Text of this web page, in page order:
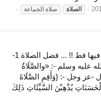
الصلاة صلاة الجماعة
لو علمت فضل الصلاة ما فرطت فيها قط !! ... فضل الصلاة 1-
عليه وسلم -: «والصَّلَاةُ
قال -عز وجل -: {وَأَقِمِ الصَّلَاةَ
يُذْهِبْنَ السَّيِّئَاتِ ذَلِكَ